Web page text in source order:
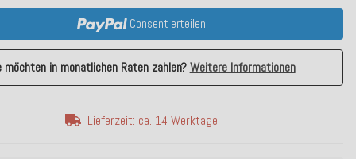
Consent erteilen
möchten in monatlichen Raten zahlen?Weitere Informationen
Lieferzeit: ca. 14 Werktage